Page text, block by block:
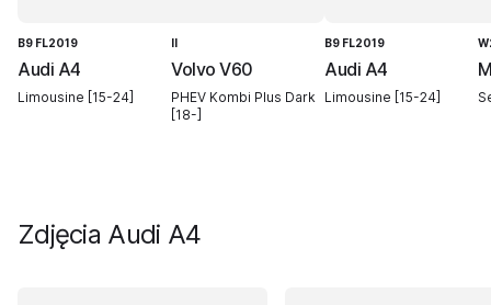
B9 FL2019
Audi A4
Limousine [15-24]
II
Volvo V60
PHEV Kombi Plus Dark
[18-]
B9 FL2019
Audi A4
Limousine [15-24]
Zdjęcia Audi A4